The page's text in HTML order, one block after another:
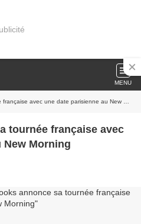
MENU
avec une date parisienne au New Morning
tournée française avec
New Morning